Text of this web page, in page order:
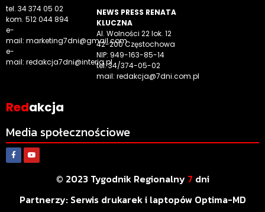
tel. 34 374 05 02
kom. 512 044 894
e-
mail: marketing7dni@gmail.com
e-
mail: redakcja7dni@interia.pl
Redakcja
NEWS PRESS RENATA
KLUCZNA
Al. Wolności 22 lok. 12
42-200 Częstochowa
NIP: 949-163-85-14
tel. 34/374-05-02
mail: redakcja@7dni.com.pl
Media społecznościowe
© 2023 Tygodnik Regionalny 7 dni
Partnerzy: Serwis drukarek i laptopów Optima-MD